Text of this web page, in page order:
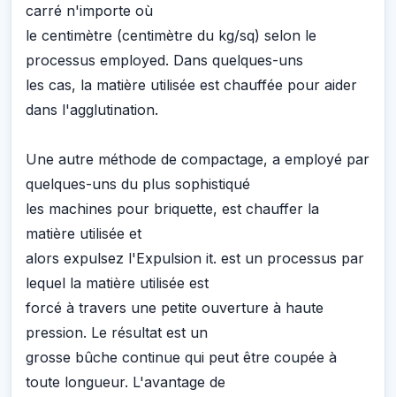
carré n'importe où
le centimètre (centimètre du kg/sq) selon le
processus employed. Dans quelques-uns
les cas, la matière utilisée est chauffée pour aider
dans l'agglutination.
Une autre méthode de compactage, a employé par
quelques-uns du plus sophistiqué
les machines pour briquette, est chauffer la
matière utilisée et
alors expulsez l'Expulsion it. est un processus par
lequel la matière utilisée est
forcé à travers une petite ouverture à haute
pression. Le résultat est un
grosse bûche continue qui peut être coupée à
toute longueur. L'avantage de